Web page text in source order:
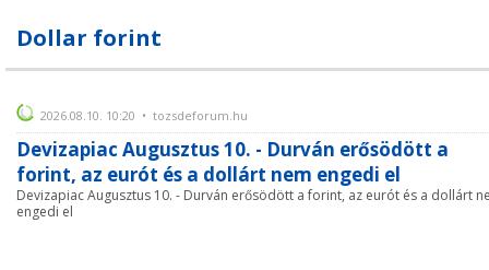
Dollar forint
2026.08.10. 10:20 • tozsdeforum.hu
Devizapiac Augusztus 10. - Durván erősödött a
forint, az eurót és a dollárt nem engedi el
Devizapiac Augusztus 10. - Durván erősödött a forint, az eurót és a dollárt
engedi el